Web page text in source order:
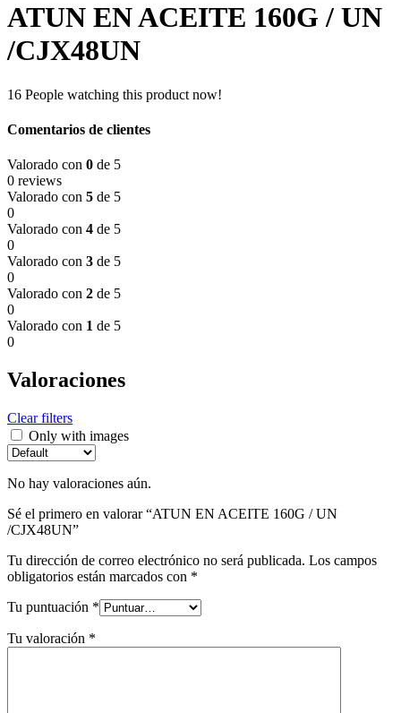
ATUN EN ACEITE 160G / UN
/CJX48UN
16 People watching this product now!
Comentarios de clientes
Valorado con 0 de 5
0 reviews
Valorado con 5 de 5
0
Valorado con 4 de 5
0
Valorado con 3 de 5
0
Valorado con 2 de 5
0
Valorado con 1 de 5
0
Valoraciones
Clear filters
Only with images
No hay valoraciones aún.
Sé el primero en valorar “ATUN EN ACEITE 160G / UN
/CJX48UN”
Tu dirección de correo electrónico no será publicada. Los campos
obligatorios están marcados con *
Tu puntuación *
Tu valoración *